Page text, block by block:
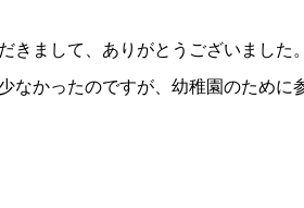
きまして、ありがとうございました。
かったのですが、幼稚園のために